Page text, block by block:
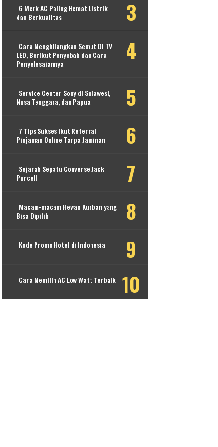
6 Merk AC Paling Hemat Listrik
dan Berkualitas
Cara Menghilangkan Semut Di TV
LED, Berikut Penyebab dan Cara
Penyelesaiannya
Service Center Sony di Sulawesi,
Nusa Tenggara, dan Papua
7 Tips Sukses Ikut Referral
Pinjaman Online Tanpa Jaminan
Sejarah Sepatu Converse Jack
Purcell
Macam-macam Hewan Kurban yang
Bisa Dipilih
Kode Promo Hotel di Indonesia
Cara Memilih AC Low Watt Terbaik